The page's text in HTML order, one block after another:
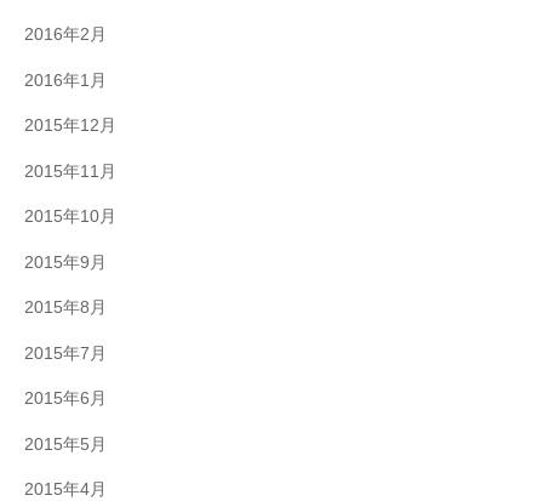
2016年2月
2016年1月
2015年12月
2015年11月
2015年10月
2015年9月
2015年8月
2015年7月
2015年6月
2015年5月
2015年4月